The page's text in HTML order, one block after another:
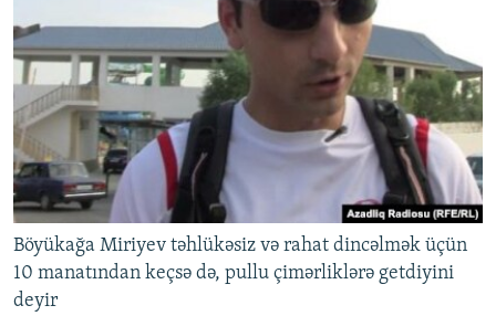
Böyükağa Miriyev təhlükəsiz və rahat dincəlmək üçün
10 manatından keçsə də, pullu çimərliklərə getdiyini
deyir